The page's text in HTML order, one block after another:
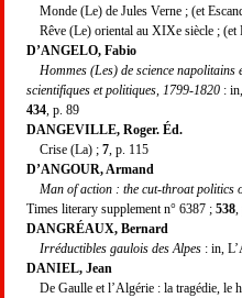
Monde (Le) de Jules Verne ; (et
Rêve (Le) oriental au XIXe siècle ; (et
D’ANGELO, Fabio
Hommes (Les) de science napolitains
scientifiques et politiques, 1799-1820 :
434 , p. 89
DANGEVILLE, Roger. Éd.
Crise (La) ; 7 , p. 115
D’ANGOUR, Armand
Man of action : the cut-throat politics
Times literary supplement n° 6387 ; 538
DANGRÉAUX, Bernard
Irréductibles gaulois des Alpes : in,
DANIEL, Jean
De Gaulle et l’Algérie : la tragédie, le